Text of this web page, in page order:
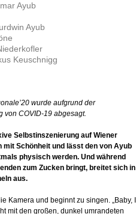
Ayub
Ayub
Keuschnigg
wurde aufgrund der
von COVID-19 abgesagt.
Selbstinszenierung auf Wiener
Schönheit und lässt den von Ayub
physisch werden. Und während
zum Zucken bringt, breitet sich in
aus.
Kamera und beginnt zu singen. „Baby, I
mit den großen, dunkel umrandeten